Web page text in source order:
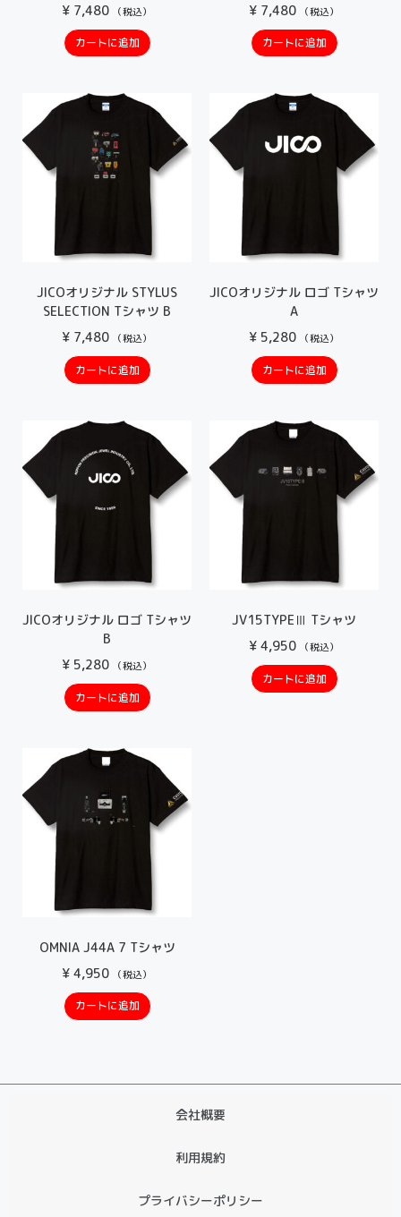
¥ 7,480 （税込）
カートに追加
¥ 7,480 （税込）
カートに追加
JICOオリジナル STYLUS
SELECTION Tシャツ B
¥ 7,480 （税込）
カートに追加
JICOオリジナル ロゴ Tシャツ
A
¥ 5,280 （税込）
カートに追加
JICOオリジナル ロゴ Tシャツ
B
¥ 5,280 （税込）
カートに追加
JV15TYPEⅢ Tシャツ
¥ 4,950 （税込）
カートに追加
OMNIA J44A 7 Tシャツ
¥ 4,950 （税込）
カートに追加
会社概要
利用規約
プライバシーポリシー